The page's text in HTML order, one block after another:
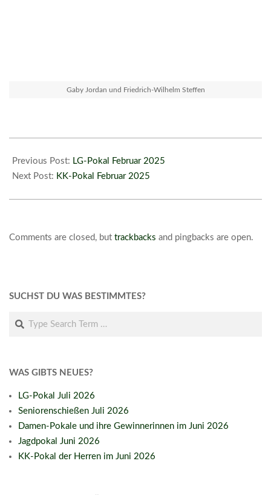
Gaby Jordan und Friedrich-Wilhelm Steffen
02-
15
Previous Post: LG-Pokal Februar 2025
Next Post: KK-Pokal Februar 2025
Comments are closed, but trackbacks and pingbacks are open.
SUCHST DU WAS BESTIMMTES?
Search
WAS GIBTS NEUES?
LG-Pokal Juli 2026
Seniorenschießen Juli 2026
Damen-Pokale und ihre Gewinnerinnen im Juni 2026
Jagdpokal Juni 2026
KK-Pokal der Herren im Juni 2026